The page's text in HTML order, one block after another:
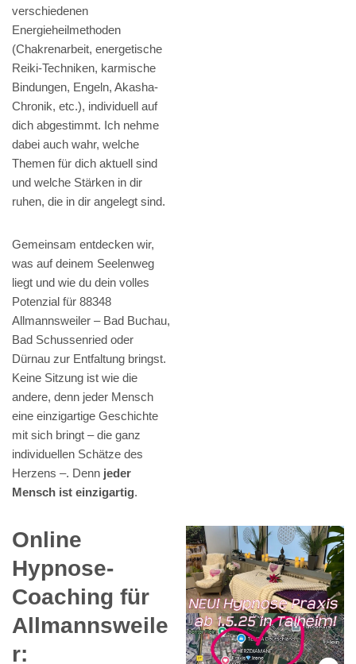
verschiedenen
Energieheilmethoden
(Chakrenarbeit, energetische
Reiki-Techniken, karmische
Bindungen, Engeln, Akasha-
Chronik, etc.), individuell auf
dich abgestimmt. Ich nehme
dabei auch wahr, welche
Themen für dich aktuell sind
und welche Stärken in dir
ruhen, die in dir angelegt sind.
Gemeinsam entdecken wir,
was auf deinem Seelenweg
liegt und wie du dein volles
Potenzial für 88348
Allmannsweiler – Bad Buchau,
Bad Schussenried oder
Dürnau zur Entfaltung bringst.
Keine Sitzung ist wie die
andere, denn jeder Mensch
eine einzigartige Geschichte
mit sich bringt – die ganz
individuellen Schätze des
Herzens –. Denn jeder
Mensch ist einzigartig.
Online
Hypnose-
Coaching für
Allmannsweile
r: